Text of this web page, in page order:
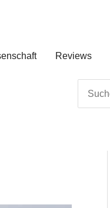
Reviews
for: